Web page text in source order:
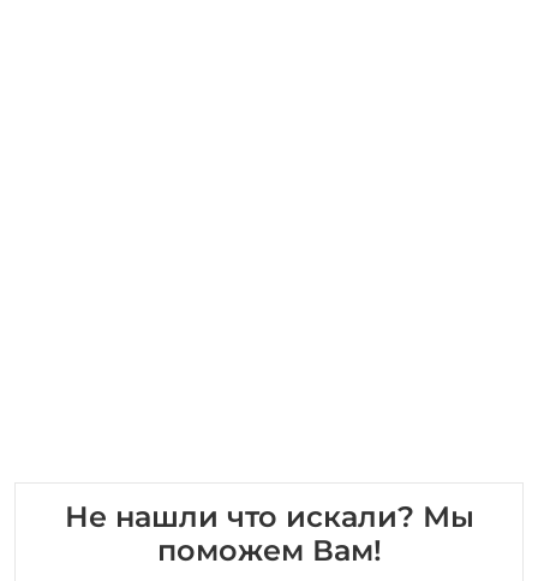
Не нашли что искали? Мы
поможем Вам!